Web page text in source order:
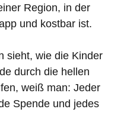
Region, in der
und kostbar ist.
sieht, wie die Kinder
durch die hellen
weiß man: Jeder
Spende und jedes